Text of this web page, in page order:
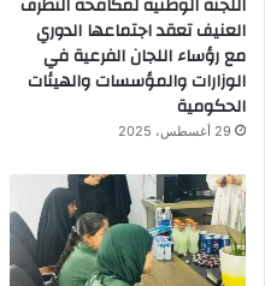
اللجنة الوطنية لمكافحة التطرف
العنيف تعقد اجتماعها الدوري
مع رؤساء اللجان الفرعية في
الوزارات والمؤسسات والهيئات
الحكومية
29 أغسطس، 2025